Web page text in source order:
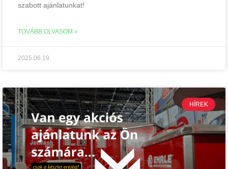
szabott ajánlatunkat!
TOVÁBB OLVASOM »
2025.06.19.
HÍREK